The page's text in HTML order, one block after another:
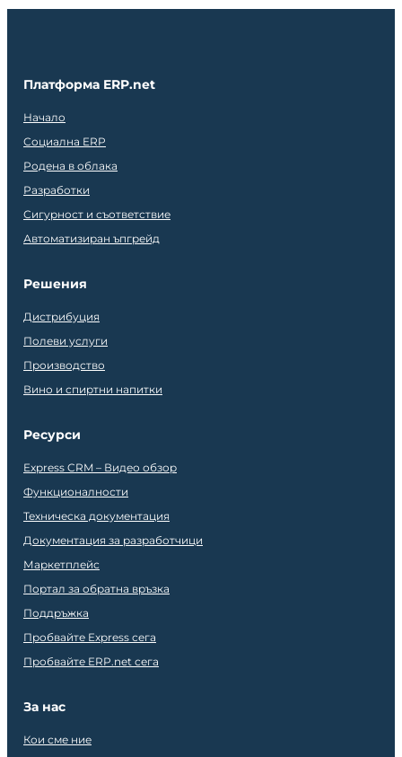
Платформа ERP.net
Начало
Социална ERP
Родена в облака
Разработки
Сигурност и съответствие
Автоматизиран ъпгрейд
Решения
Дистрибуция
Полеви услуги
Производство
Вино и спиртни напитки
Ресурси
Express CRM – Видео обзор
Функционалности
Техническа документация
Документация за разработчици
Маркетплейс
Портал за обратна връзка
Поддръжка
Пробвайте Express сега
Пробвайте ERP.net сега
За нас
Кои сме ние